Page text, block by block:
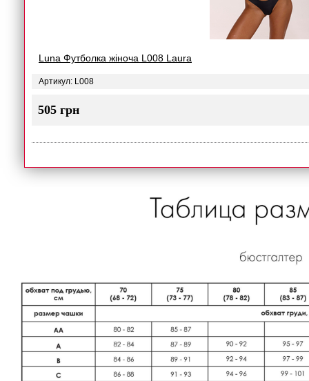
Luna Футболка жіноча L008 Laura
Артикул: L008
505 грн